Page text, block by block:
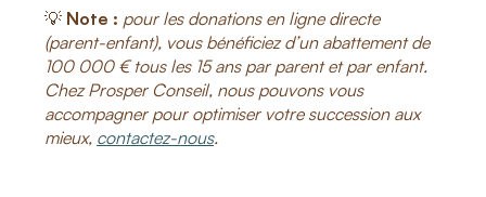
💡 Note : pour les donations en ligne directe
(parent-enfant), vous bénéficiez d’un abattement de
100 000 € tous les 15 ans par parent et par enfant.
Chez Prosper Conseil, nous pouvons vous
accompagner pour optimiser votre succession aux
mieux, contactez-nous.